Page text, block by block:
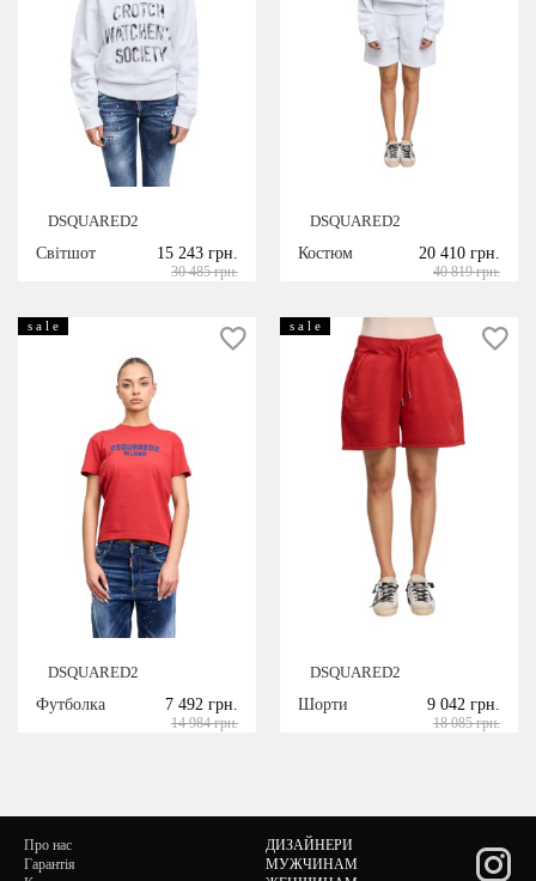
DSQUARED2
Світшот
15 243 грн.
30 485 грн.
DSQUARED2
Костюм
20 410 грн.
40 819 грн.
s a l e
DSQUARED2
Футболка
7 492 грн.
14 984 грн.
s a l e
DSQUARED2
Шорти
9 042 грн.
18 085 грн.
Про нас
Гарантія
ДИЗАЙНЕРИ
МУЖЧИНАМ